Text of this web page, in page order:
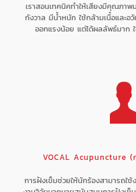
เราสอนเทคนิคทำให้เสียงมีคุณภา
กังวาล มีน้ำหนัก ใช้กล้ามเนื้อและอ
ออกแรงน้อย แต่ได้ผลลัพธ์มาก ใ
VOCAL Acupuncture (
การฝังเข็มช่วยให้นักร้องสามารถใ